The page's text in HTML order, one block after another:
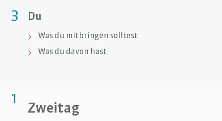
3 Du
 Was du mitbringen solltest
 Was du davon hast
1
Zweitag